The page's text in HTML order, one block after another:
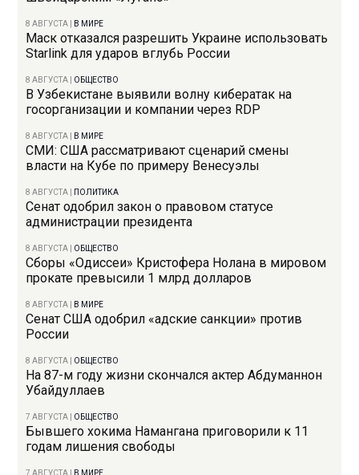
8 АВГУСТА В МИРЕ
Маск отказался разрешить Украине использовать
Starlink для ударов вглубь России
8 АВГУСТА ОБЩЕСТВО
В Узбекистане выявили волну кибератак на
госорганизации и компании через RDP
8 АВГУСТА В МИРЕ
СМИ: США рассматривают сценарий смены
власти на Кубе по примеру Венесуэлы
8 АВГУСТА ПОЛИТИКА
Сенат одобрил закон о правовом статусе
администрации президента
8 АВГУСТА ОБЩЕСТВО
Сборы «Одиссеи» Кристофера Нолана в мировом
прокате превысили 1 млрд долларов
8 АВГУСТА В МИРЕ
Сенат США одобрил «адские санкции» против
России
8 АВГУСТА ОБЩЕСТВО
На 87-м году жизни скончался актер Абдуманнон
Убайдуллаев
7 АВГУСТА ОБЩЕСТВО
Бывшего хокима Намангана приговорили к 11
годам лишения свободы
7 АВГУСТА В МИРЕ